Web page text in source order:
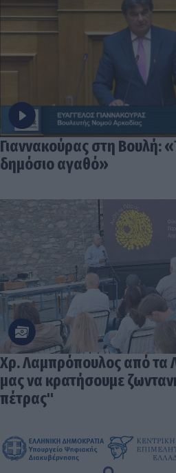
Γιαννακούρας στη Βουλή:
δημόσιο αγαθό»
Χρ. Λαμπρόπουλος από τα
μας να κρατήσουμε
πέτρας"